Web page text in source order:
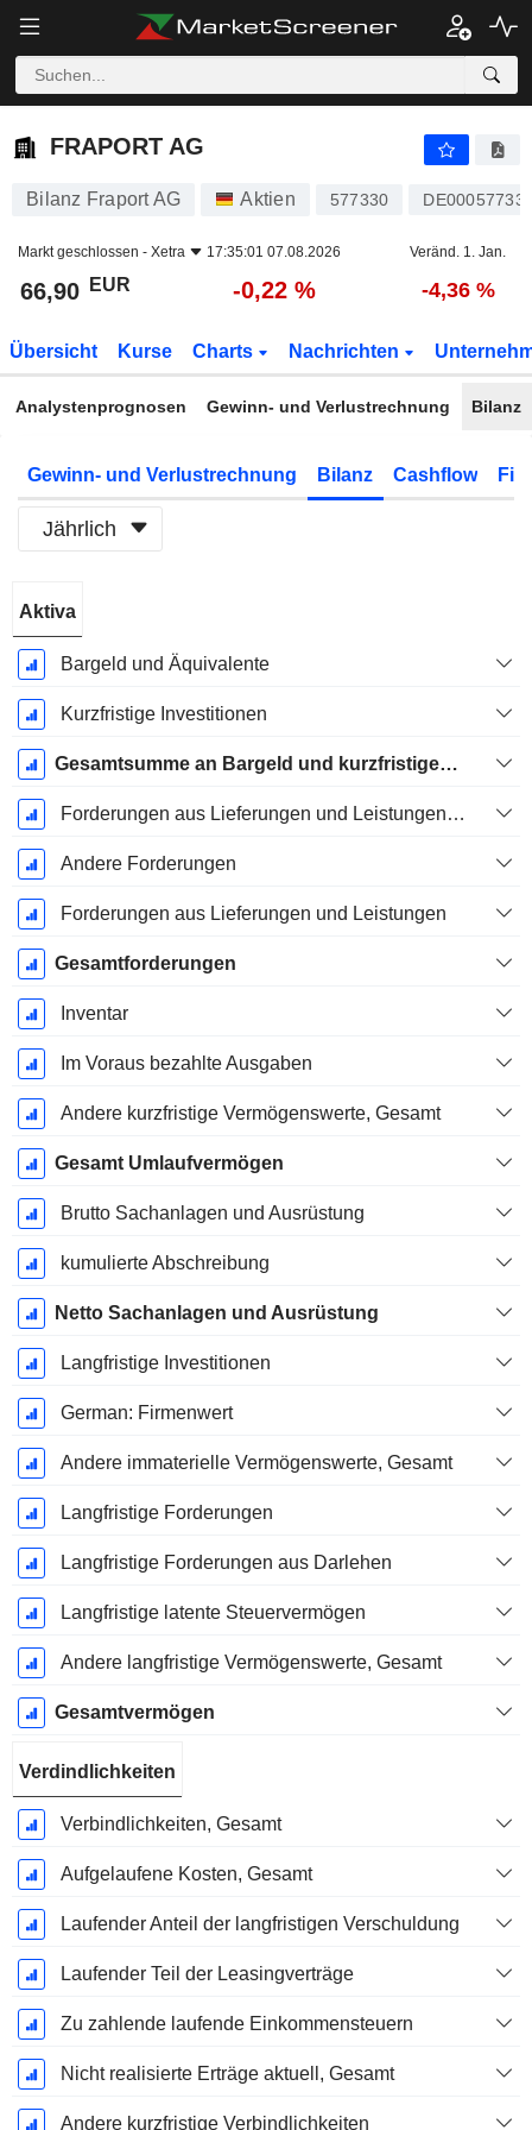
FRAPORT AG
FRAPORT AG
Bilanz Fraport AG Aktien 577330
Markt geschlossen - Xetra 17:35:01 07.08.2026 Veränd. 1. Jan.
66,90 EUR -0,22 % -4,36 %
Übersicht Kurse Charts Nachrichten
Analystenprognosen Gewinn- und Verlustrechnung Bilanz
Gewinn- und Verlustrechnung Bilanz Cashflow
Jährlich
Geschäftsjahres:
Dezember
Aktiva
Bargeld und Äquivalente
Kurzfristige Investitionen
Gesamtsumme an Bargeld und kurzfristigen Investitionen
Forderungen aus Lieferungen und Leistungen, Gesamt
Andere Forderungen
Forderungen aus Lieferungen und Leistungen
Gesamtforderungen
Inventar
Im Voraus bezahlte Ausgaben
Andere kurzfristige Vermögenswerte, Gesamt
Gesamt Umlaufvermögen
Brutto Sachanlagen und Ausrüstung
kumulierte Abschreibung
Netto Sachanlagen und Ausrüstung
Langfristige Investitionen
German: Firmenwert
Andere immaterielle Vermögenswerte, Gesamt
Langfristige Forderungen
Langfristige Forderungen aus Darlehen
Langfristige latente Steuervermögen
Andere langfristige Vermögenswerte, Gesamt
Gesamtvermögen
Verdindlichkeiten
Verbindlichkeiten, Gesamt
Aufgelaufene Kosten, Gesamt
Laufender Anteil der langfristigen Verschuldung
Laufender Teil der Leasingverträge
Zu zahlende laufende Einkommensteuern
Nicht realisierte Erträge aktuell, Gesamt
Andere kurzfristige Verbindlichkeiten